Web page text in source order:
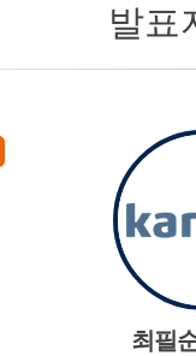
발표
최필